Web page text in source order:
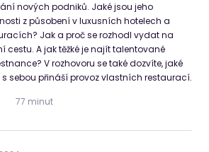
nových podniků. Jaké jsou jeho
z působení v luxusních hotelech a
Jak a proč se rozhodl vydat na
cestu. A jak těžké je najít talentované
V rozhovoru se také dozvíte, jaké
s sebou přináší provoz vlastních restaurací.
77 minut